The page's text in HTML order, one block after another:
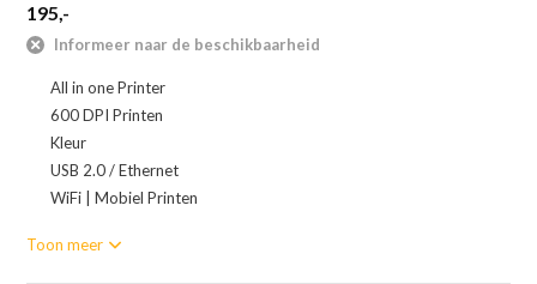
195,-
Informeer naar de beschikbaarheid
All in one Printer
600 DPI Printen
Kleur
USB 2.0 / Ethernet
WiFi | Mobiel Printen
Toon meer